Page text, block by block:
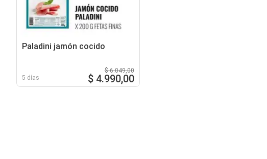
Paladini jamón cocido
5 días
$ 6.049,00
$ 4.990,00